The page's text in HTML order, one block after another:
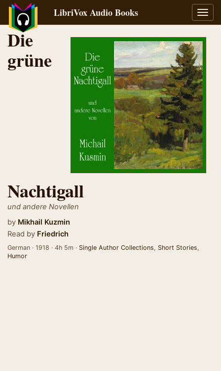
LibriVox Audio Books
Die
grüne
Nachtigall
und andere Novellen
by Mikhail Kuzmin
Read by Friedrich
German · 1918 · 4h 5m · Single Author Collections, Short Stories,
Humor